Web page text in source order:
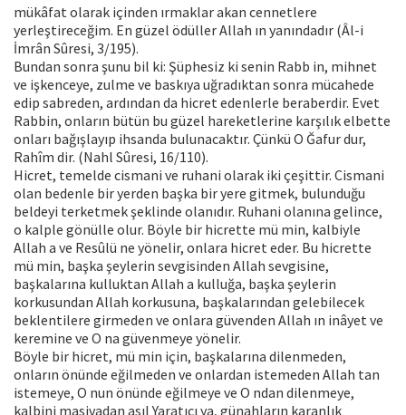
mükâfat olarak içinden ırmaklar akan cennetlere
yerleştireceğim. En güzel ödüller Allah ın yanındadır (Âl-i
İmrân Sûresi, 3/195).
Bundan sonra şunu bil ki: Şüphesiz ki senin Rabb in, mihnet
ve işkenceye, zulme ve baskıya uğradıktan sonra mücahede
edip sabreden, ardından da hicret edenlerle beraberdir. Evet
Rabbin, onların bütün bu güzel hareketlerine karşılık elbette
onları bağışlayıp ihsanda bulunacaktır. Çünkü O Ğafur dur,
Rahîm dir. (Nahl Sûresi, 16/110).
Hicret, temelde cismani ve ruhani olarak iki çeşittir. Cismani
olan bedenle bir yerden başka bir yere gitmek, bulunduğu
beldeyi terketmek şeklinde olanıdır. Ruhani olanına gelince,
o kalple gönülle olur. Böyle bir hicrette mü min, kalbiyle
Allah a ve Resûlü ne yönelir, onlara hicret eder. Bu hicrette
mü min, başka şeylerin sevgisinden Allah sevgisine,
başkalarına kulluktan Allah a kulluğa, başka şeylerin
korkusundan Allah korkusuna, başkalarından gelebilecek
beklentilere girmeden ve onlara güvenden Allah ın inâyet ve
keremine ve O na güvenmeye yönelir.
Böyle bir hicret, mü min için, başkalarına dilenmeden,
onların önünde eğilmeden ve onlardan istemeden Allah tan
istemeye, O nun önünde eğilmeye ve O ndan dilenmeye,
kalbini masivadan asıl Yaratıcı ya, günahların karanlık